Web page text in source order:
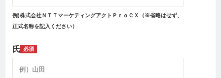
例)株式会社ＮＴＴマーケティングアクトＰｒｏＣＸ（※省略はせず、
正式名称を記入ください）
氏 必須